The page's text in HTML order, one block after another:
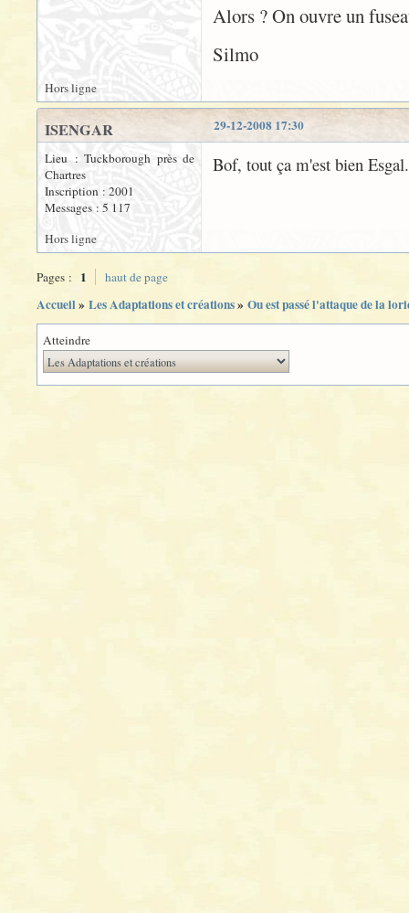
Alors ? On ouvre un
Silmo
Hors ligne
29-12-2008 17:30
ISENGAR
Lieu : Tuckborough près de
Chartres
Inscription : 2001
Messages : 5 117
Bof, tout ça m'est bien
Hors ligne
Pages : 1 haut de page
Accueil» Les Adaptations et créations» Ou est passé l'attaque de la
Atteindre